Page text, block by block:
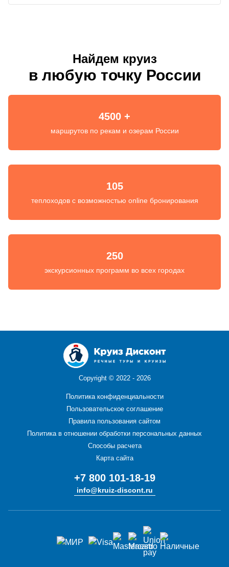
Найдем круиз
в любую точку России
4500 +
маршрутов по рекам и озерам России
105
теплоходов с возможностью online бронирования
250
экскурсионных программ во всех городах
Copyright © 2022 - 2026
Политика конфиденциальности
Пользовательское соглашение
Правила пользования сайтом
Политика в отношении обработки персональных данных
Способы расчета
Карта сайта
+7 800 101-18-19
info@kruiz-discont.ru